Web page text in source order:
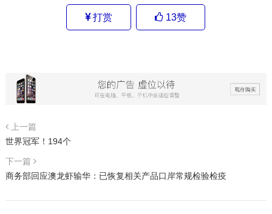
打赏 13赞
上一篇
世界冠军！194个
下一篇
商务部回应澳龙虾输华：已恢复相关产品口岸常规检验检疫